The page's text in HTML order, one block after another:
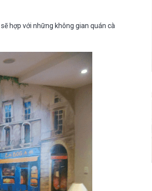
hợp với những không gian quán cà